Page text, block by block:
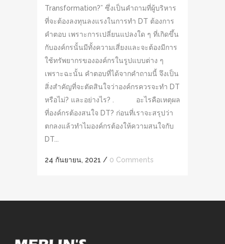
Transformation?” ซึ่งเป็นคำถามที่ผู้บริหาร
ที่จะต้องลงทุนลงแรงในการทำ DT ต้องการ
คำตอบ เพราะการเปลี่ยนแปลงใด ๆ ที่เกิดขึ้น
กับองค์กรนั้นมีทั้งความเสี่ยงและจะต้องมีการ
ใช้ทรัพยากรขององค์กรในรูปแบบต่าง ๆ
เพราะฉะนั้น คำตอบที่ได้จากคำถามนี้ จึงเป็น
สิ่งสำคัญที่จะตัดสินใจว่าองค์กรควรจะทำ DT
หรือไม่? และอย่างไร? . อะไรคือเหตุผล
ที่องค์กรต้องสนใจ DT? ก่อนที่เราจะสรุปว่า
ตกลงแล้วทำไมองค์กรต้องให้ความสนใจกับ
DT...
24 กันยายน, 2021 / 0 Comments